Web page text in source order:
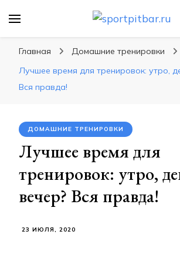
спортивных упражнения,
диеты, программы
Главная
Домашние тренировки
Лучшее время для тренировок: утро,
Вся правда!
ДОМАШНИЕ ТРЕНИРОВКИ
Лучшее время для
тренировок: утро,
вечер? Вся правда!
23 ИЮЛЯ, 2020